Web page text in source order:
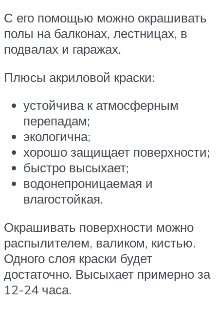
С его помощью можно окрашивать
полы на балконах, лестницах, в
подвалах и гаражах.
Плюсы акриловой краски:
устойчива к атмосферным
перепадам;
экологична;
хорошо защищает поверхности;
быстро высыхает;
водонепроницаемая и
влагостойкая.
Окрашивать поверхности можно
распылителем, валиком, кистью.
Одного слоя краски будет
достаточно. Высыхает примерно за
12-24 часа.